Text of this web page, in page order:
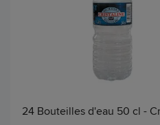
24 Bouteilles d'eau 50 cl -